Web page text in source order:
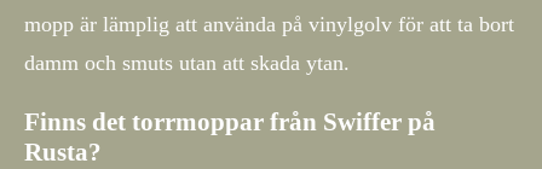
mopp är lämplig att använda på vinylgolv för att ta bort
damm och smuts utan att skada ytan.
Finns det torrmoppar från Swiffer på
Rusta?